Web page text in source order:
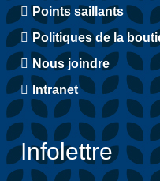
Points saillants
Politiques de la
Nous joindre
Intranet
Infolettre